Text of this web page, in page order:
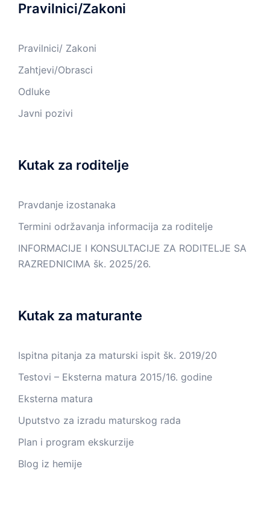
Pravilnici/Zakoni
Pravilnici/ Zakoni
Zahtjevi/Obrasci
Odluke
Javni pozivi
Kutak za roditelje
Pravdanje izostanaka
Termini održavanja informacija za roditelje
INFORMACIJE I KONSULTACIJE ZA RODITELJE SA
RAZREDNICIMA šk. 2025/26.
Kutak za maturante
Ispitna pitanja za maturski ispit šk. 2019/20
Testovi – Eksterna matura 2015/16. godine
Eksterna matura
Uputstvo za izradu maturskog rada
Plan i program ekskurzije
Blog iz hemije